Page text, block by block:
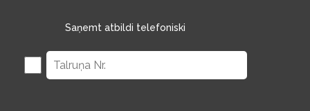
Saņemt atbildi telefoniski